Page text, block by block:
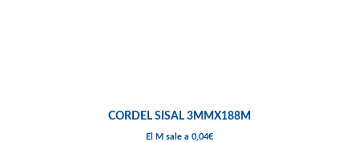
CORDEL SISAL 3MMX188M
El M sale a 0,04€